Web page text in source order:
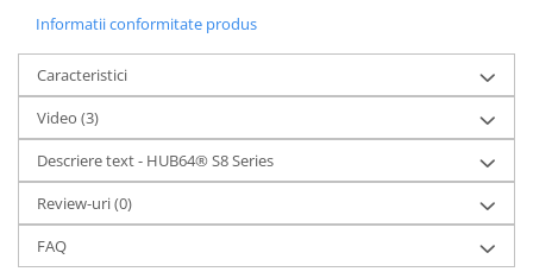
Informatii conformitate produs
Caracteristici
Video (3)
Descriere text - HUB64® S8 Series
Review-uri(0)
FAQ